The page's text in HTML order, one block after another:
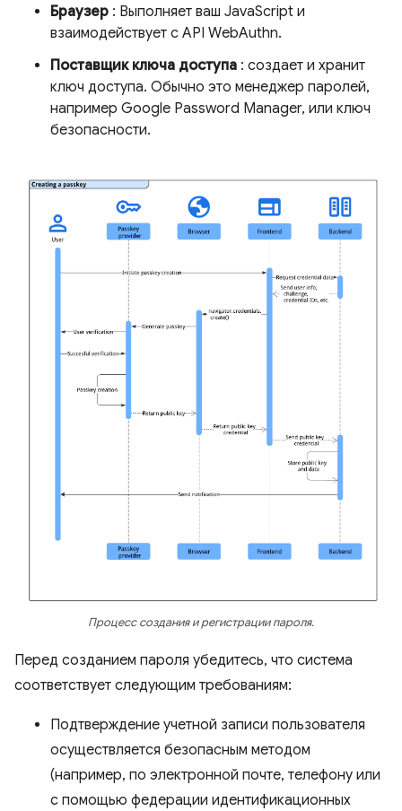
Браузер : Выполняет ваш JavaScript и
взаимодействует с API WebAuthn.
Поставщик ключа доступа : создает и хранит
ключ доступа. Обычно это менеджер паролей,
например Google Password Manager, или ключ
безопасности.
Процесс создания и регистрации пароля.
Перед созданием пароля убедитесь, что система
соответствует следующим требованиям:
Подтверждение учетной записи пользователя
осуществляется безопасным методом
(например, по электронной почте, телефону или
с помощью федерации идентификационных